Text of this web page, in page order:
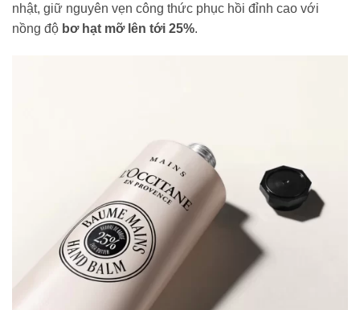
nhật, giữ nguyên vẹn công thức phục hồi đỉnh cao với
nồng độ bơ hạt mỡ lên tới 25%.